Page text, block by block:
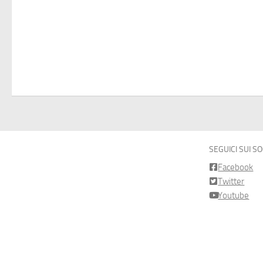
SEGUICI SUI
Facebook
Twitter
Youtube